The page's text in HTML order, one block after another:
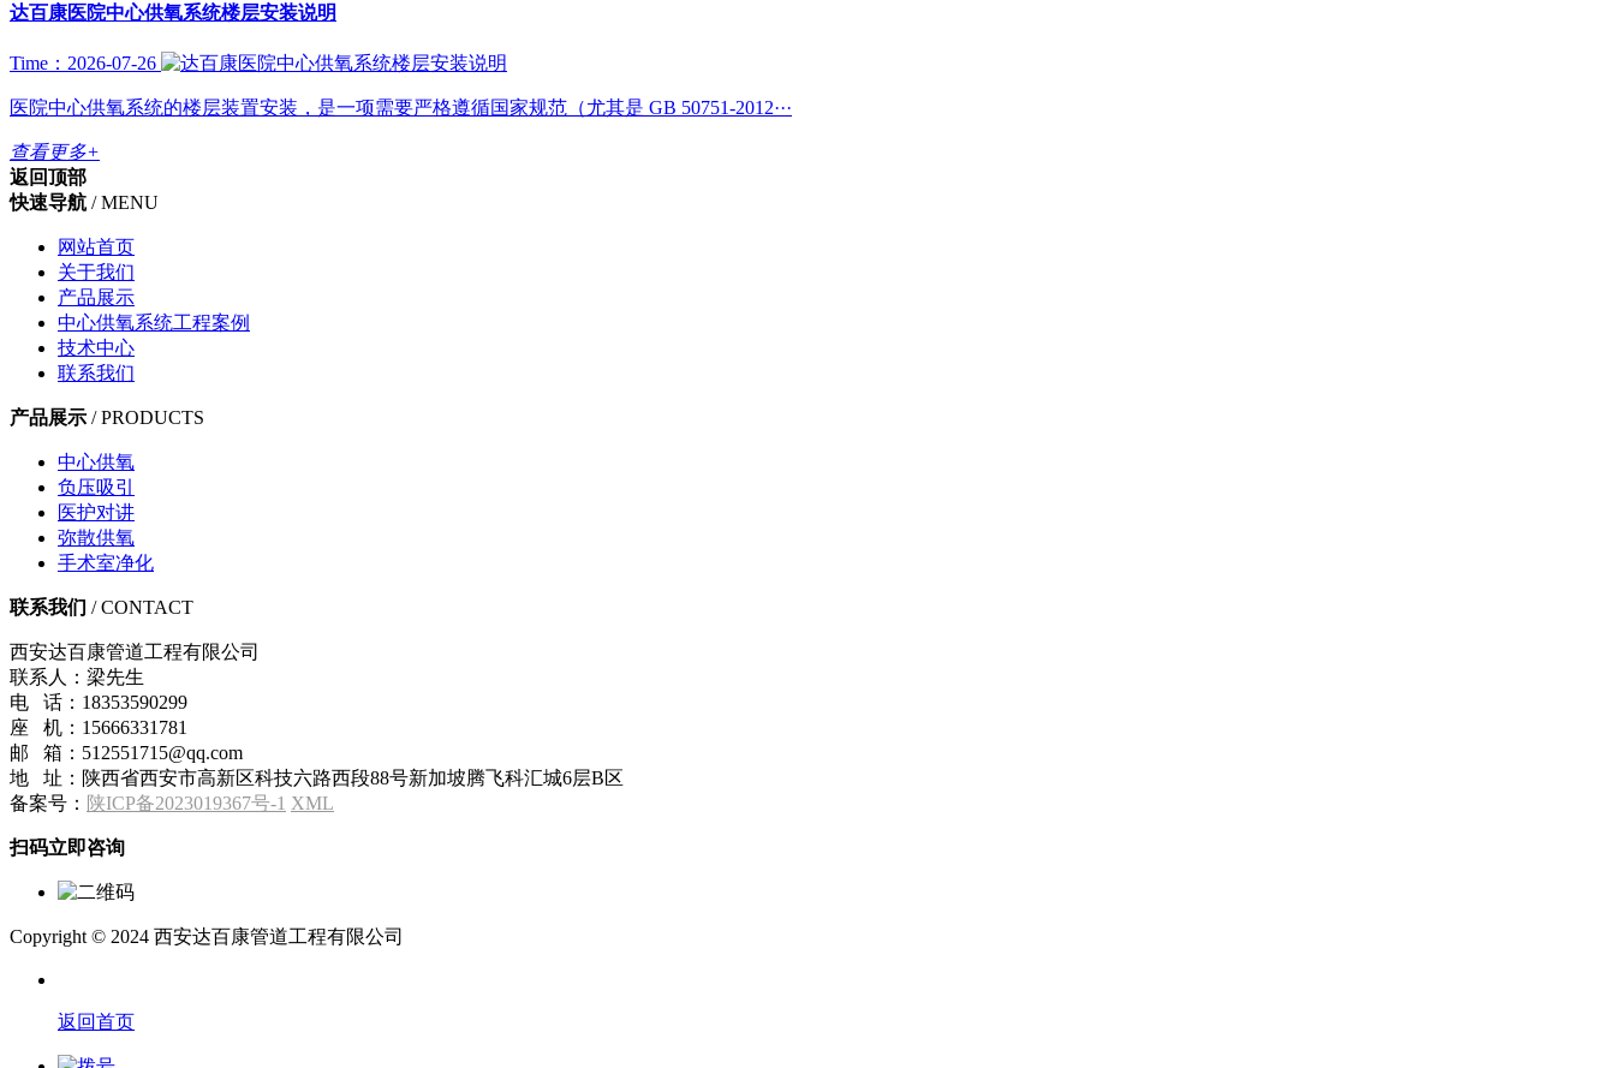
达百康医院中心供氧系统楼层安装说明
Time：2026-07-26
医院中心供氧系统的楼层装置安装，是一项需要严格遵循国家规范（尤其是 GB 50751-2012···
查看更多+
返回顶部
快速导航 / MENU
网站首页
关于我们
产品展示
中心供氧系统工程案例
技术中心
联系我们
产品展示 / PRODUCTS
中心供氧
负压吸引
医护对讲
弥散供氧
手术室净化
联系我们 / CONTACT
西安达百康管道工程有限公司
联系人：梁先生
电 话：18353590299
座 机：15666331781
邮 箱：512551715@qq.com
地 址：陕西省西安市高新区科技六路西段88号新加坡腾飞科汇城6层B区
备案号： 陕ICP备2023019367号-1 XML
扫码立即咨询
Copyright © 2024 西安达百康管道工程有限公司
返回首页